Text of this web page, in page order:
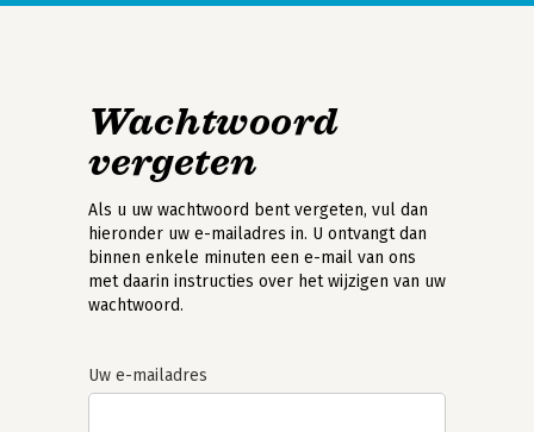
Wachtwoord
vergeten
Als u uw wachtwoord bent vergeten, vul dan
hieronder uw e-mailadres in. U ontvangt dan
binnen enkele minuten een e-mail van ons
met daarin instructies over het wijzigen van uw
wachtwoord.
Uw e-mailadres